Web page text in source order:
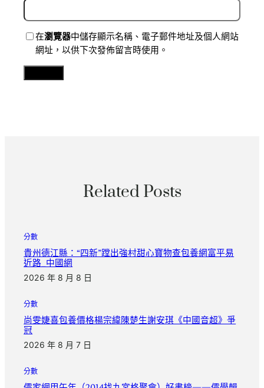
在瀏覽器中儲存顯示名稱、電子郵件地址及個人網站
網址，以供下次發佈留言時使用。
Related Posts
分數
貴州德江縣：“四新”蹚出強村甜心寶物查包養網富平易
近路_中國網
2026 年 8 月 8 日
分數
尚雯婕喜包養價格楊宗緯陳楚生謝安琪《中國音超》爭
冠
2026 年 8 月 7 日
分數